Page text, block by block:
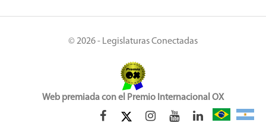
© 2026 - Legislaturas Conectadas
Web premiada con el Premio Internacional OX